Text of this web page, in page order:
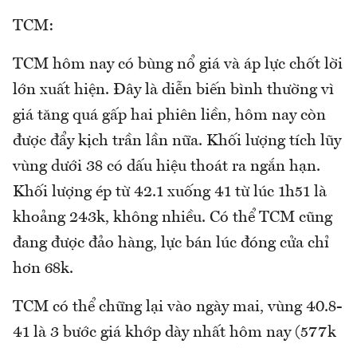
TCM:
TCM hôm nay có bùng nổ giá và áp lực chốt lời
lớn xuất hiện. Đây là diễn biến bình thường vì
giá tăng quá gấp hai phiên liền, hôm nay còn
được đẩy kịch trần lần nữa. Khối lượng tích lũy
vùng dưới 38 có dấu hiệu thoát ra ngắn hạn.
Khối lượng ép từ 42.1 xuống 41 từ lúc 1h51 là
khoảng 243k, không nhiều. Có thể TCM cũng
đang được đảo hàng, lực bán lúc đóng cửa chỉ
hơn 68k.
TCM có thể chững lại vào ngày mai, vùng 40.8-
41 là 3 bước giá khớp dày nhất hôm nay (577k